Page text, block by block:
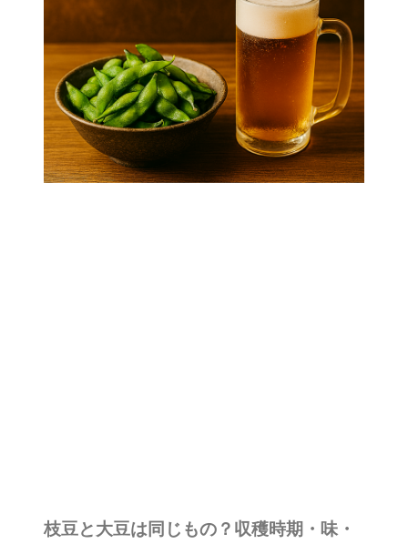
枝豆と大豆は同じもの？収穫時期・味・